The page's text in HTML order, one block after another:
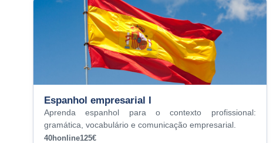
Espanhol empresarial I
Aprenda espanhol para o contexto profissional:
gramática, vocabulário e comunicação empresarial.
40honline125€